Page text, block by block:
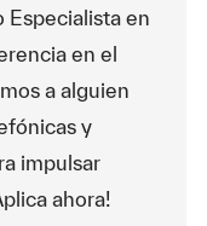
Especialista en
en el
a alguien
y
impulsar
ahora!